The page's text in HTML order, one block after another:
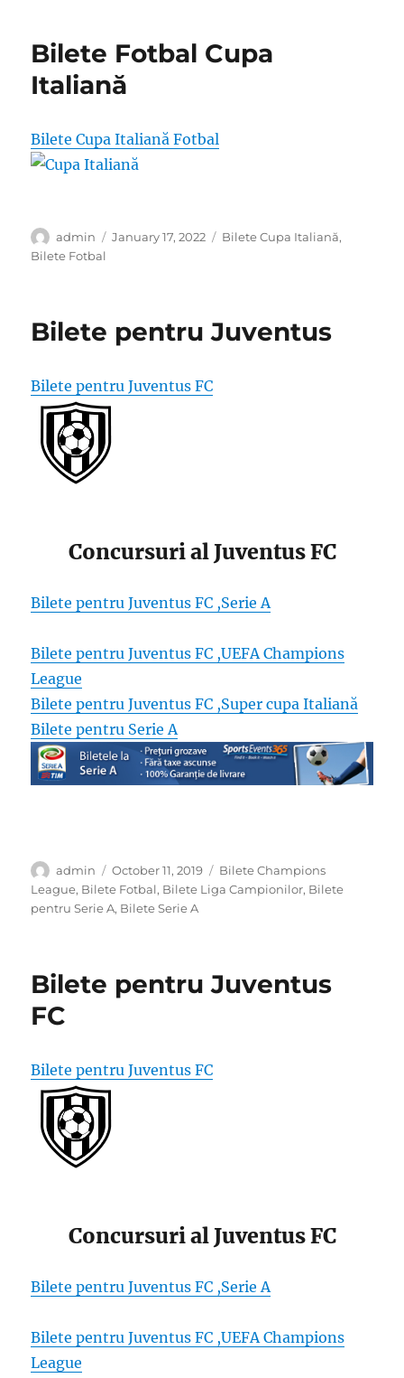
Bilete Fotbal Cupa
Italiană
Bilete Cupa Italiană Fotbal
Author
admin
Posted
January 17, 2022 Categories
Bilete Cupa Italiană,
Bilete Fotbal
Bilete pentru Juventus
Bilete pentru Juventus FC
Concursuri al Juventus FC
Bilete pentru Juventus FC ,Serie A
Bilete pentru Juventus FC ,UEFA Champions
League
Bilete pentru Juventus FC ,Super cupa Italiană
Bilete pentru Serie A
Author
admin
Posted
on
October 11, 2019 Categories
Bilete Champions
League, Bilete Fotbal, Bilete Liga Campionilor, Bilete
pentru Serie A, Bilete Serie A
Bilete pentru Juventus
FC
Bilete pentru Juventus FC
Concursuri al Juventus FC
Bilete pentru Juventus FC ,Serie A
Bilete pentru Juventus FC ,UEFA Champions
League